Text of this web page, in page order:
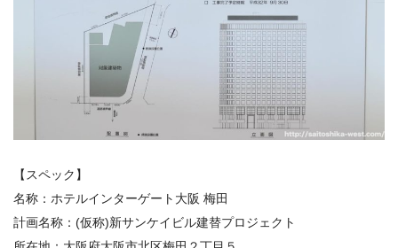
【スペック】
名称：ホテルインターゲート大阪 梅田
計画名称： (仮称)新サンケイビル建替プロジェクト